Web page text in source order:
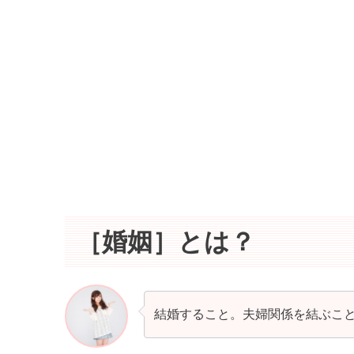
［婚姻］とは？
結婚すること。夫婦関係を結ぶこ